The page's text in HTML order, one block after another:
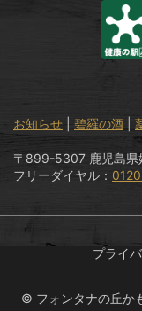
お知らせ 碧羅の酒
〒899-5307 鹿児島県
フリーダイヤル：
プライ
© フォンタナの丘か